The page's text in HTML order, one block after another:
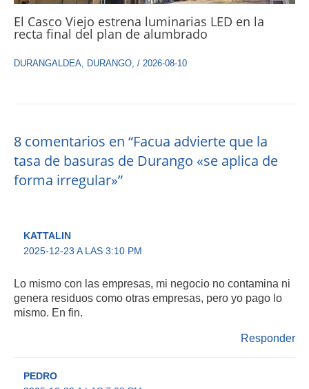
El Casco Viejo estrena luminarias LED en la
recta final del plan de alumbrado
DURANGALDEA DURANGO / 2026-08-10
8 comentarios en “Facua advierte que la
tasa de basuras de Durango «se aplica de
forma irregular»”
KATTALIN
2025-12-23 A LAS 3:10 PM
Lo mismo con las empresas, mi negocio no contamina ni
genera residuos como otras empresas, pero yo pago lo
mismo. En fin.
Responder
PEDRO